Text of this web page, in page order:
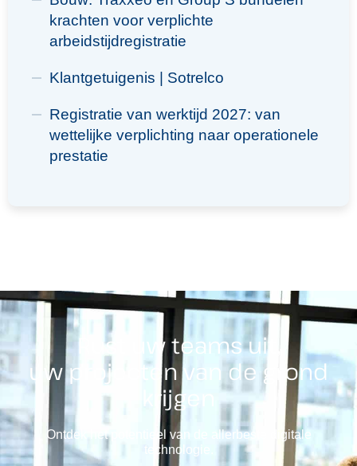
krachten voor verplichte
arbeidstijdregistratie
Klantgetuigenis | Sotrelco
Registratie van werktijd 2027: van
wettelijke verplichting naar operationele
prestatie
Rust uw teams uit,
uw projecten van de grond
krijgen
Ontdek het potentieel van de allerbeste digitale
technologie.